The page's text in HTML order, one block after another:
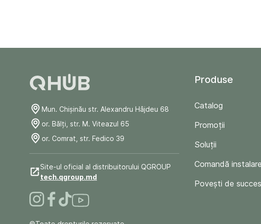
Mun. Chişinău str. Alexandru Hâjdeu 68
or. Bălți, str. M. Viteazul 65
or. Comrat, str. Fedico 39
Site-ul oficial al distribuitorului QGROUP
tech.qgroup.md
Produse
Catalog
Promoții
Soluții
Comandă instalare
Povești de succes